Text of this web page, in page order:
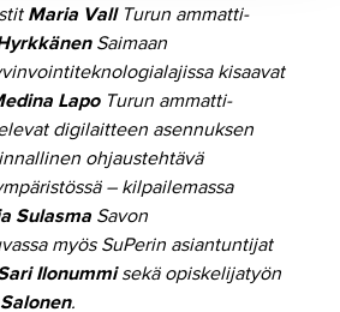
Maria VallTurun ammatti-
Saimaan
kisaavat
LapoTurun ammatti-
digilaitteen asennuksen
ohjaustehtävä
– kilpailemassa
Sulasma Savon
myös SuPerin asiantuntijat
Ilonummisekä opiskelijatyön
.